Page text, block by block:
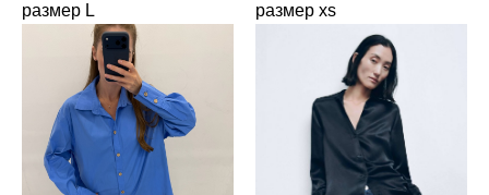
размер L размер xs